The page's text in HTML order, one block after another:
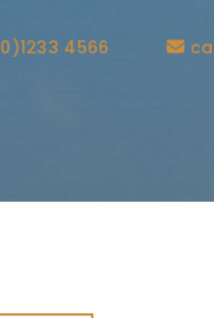
4566